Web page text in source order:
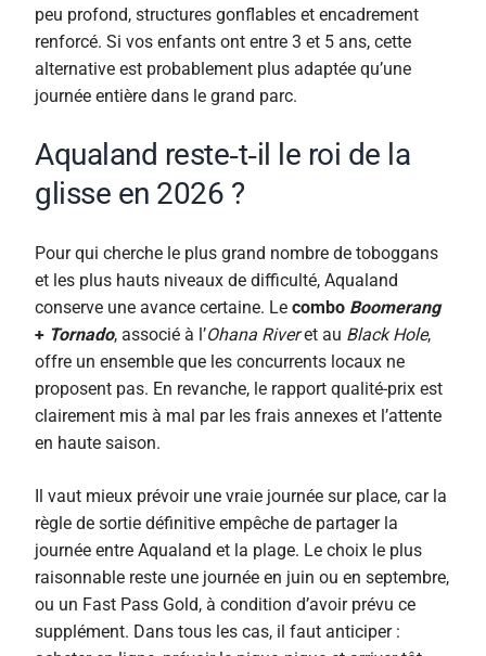
peu profond, structures gonflables et encadrement
renforcé. Si vos enfants ont entre 3 et 5 ans, cette
alternative est probablement plus adaptée qu’une
journée entière dans le grand parc.
Aqualand reste‑t‑il le roi de la
glisse en 2026 ?
Pour qui cherche le plus grand nombre de toboggans
et les plus hauts niveaux de difficulté, Aqualand
conserve une avance certaine. Le combo Boomerang
+ Tornado, associé à l’Ohana Riveret au Black Hole,
offre un ensemble que les concurrents locaux ne
proposent pas. En revanche, le rapport qualité-prix est
clairement mis à mal par les frais annexes et l’attente
en haute saison.
Il vaut mieux prévoir une vraie journée sur place, car la
règle de sortie définitive empêche de partager la
journée entre Aqualand et la plage. Le choix le plus
raisonnable reste une journée en juin ou en septembre,
ou un Fast Pass Gold, à condition d’avoir prévu ce
supplément. Dans tous les cas, il faut anticiper :